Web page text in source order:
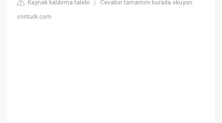
Kaynak kaldırma talebi |Cevabın tamamını burada okuyun:
cnnturk.com